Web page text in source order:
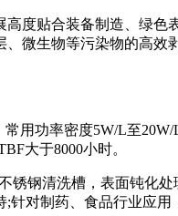
贴合装备制造、绿色
微生物等污染物的高
功率密度5W/L至20W/
大于8000小时。
钢清洗槽，表面钝化
针对制药、食品行业应